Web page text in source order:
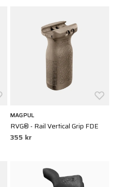
MAGPUL
RVG® - Rail Vertical Grip FDE
355 kr